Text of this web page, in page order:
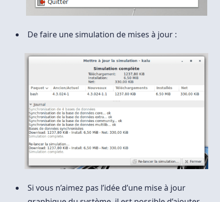
De faire une simulation de mises à jour :
Si vous n’aimez pas l’idée d’une mise à jour